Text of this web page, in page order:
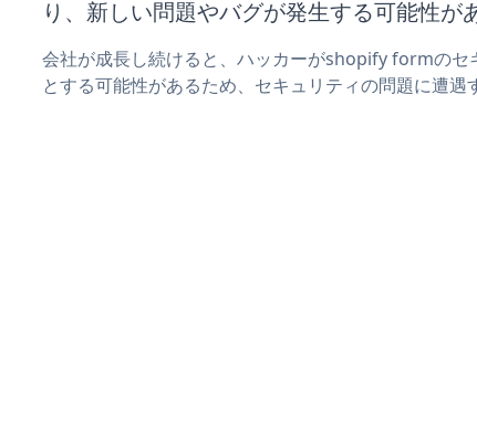
り、新しい問題やバグが発生する可能性が
会社が成長し続けると、ハッカーがshopify formのセ
とする可能性があるため、セキュリティの問題に遭遇